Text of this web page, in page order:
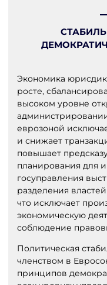
Экономика
росте,
высоком уровне
еврозоной
и снижает
повышает
планирования для
госуправления
разделения
что исключает
экономическую
соблюдение
Политическая
членством в
принципов